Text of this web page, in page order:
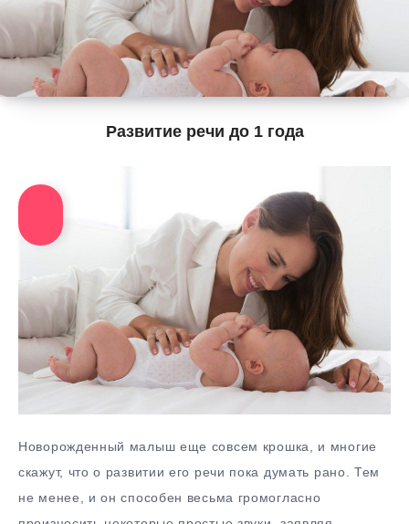
Развитие речи до 1 года
Новорожденный малыш еще совсем крошка, и многие
скажут, что о развитии его речи пока думать рано. Тем
не менее, и он способен весьма громогласно